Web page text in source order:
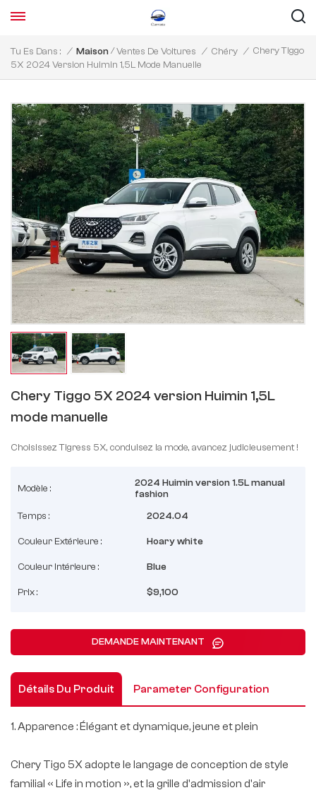
Tu Es Dans : / Maison/Ventes De Voitures / Chéry / Chery Tiggo
5X 2024 Version Huimin 1,5L Mode Manuelle
Chery Tiggo 5X 2024 version Huimin 1,5L
mode manuelle
Choisissez Tigress 5X, conduisez la mode, avancez judicieusement !
Modèle :
2024 Huimin version 1.5L manual
fashion
Temps :
2024.04
Couleur Extérieure : Hoary white
Couleur Intérieure : Blue
Prix : $9,100
DEMANDE MAINTENANT
Détails Du Produit Parameter Configuration
1. Apparence : Élégant et dynamique, jeune et plein
Chery Tigo 5X adopte le langage de conception de style
familial « Life in motion », et la grille d'admission d'air